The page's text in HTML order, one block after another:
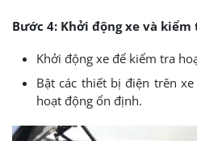
Bước 4: Khởi động xe và
Khởi động xe để kiểm tra
Bật các thiết bị điện trên
hoạt động ổn định.